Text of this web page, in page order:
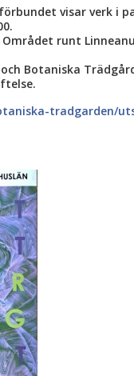
visar verk i
runt
Botaniska
tradgarden/